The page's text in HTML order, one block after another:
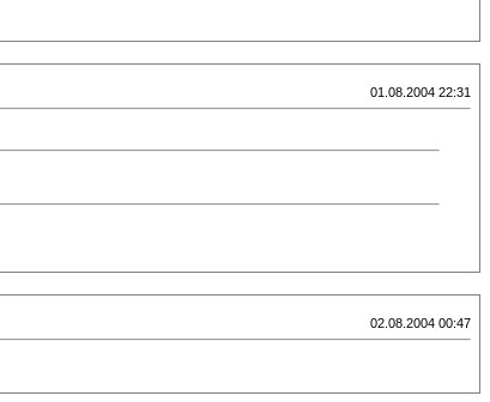
01.08.2004 22:31
02.08.2004 00:47